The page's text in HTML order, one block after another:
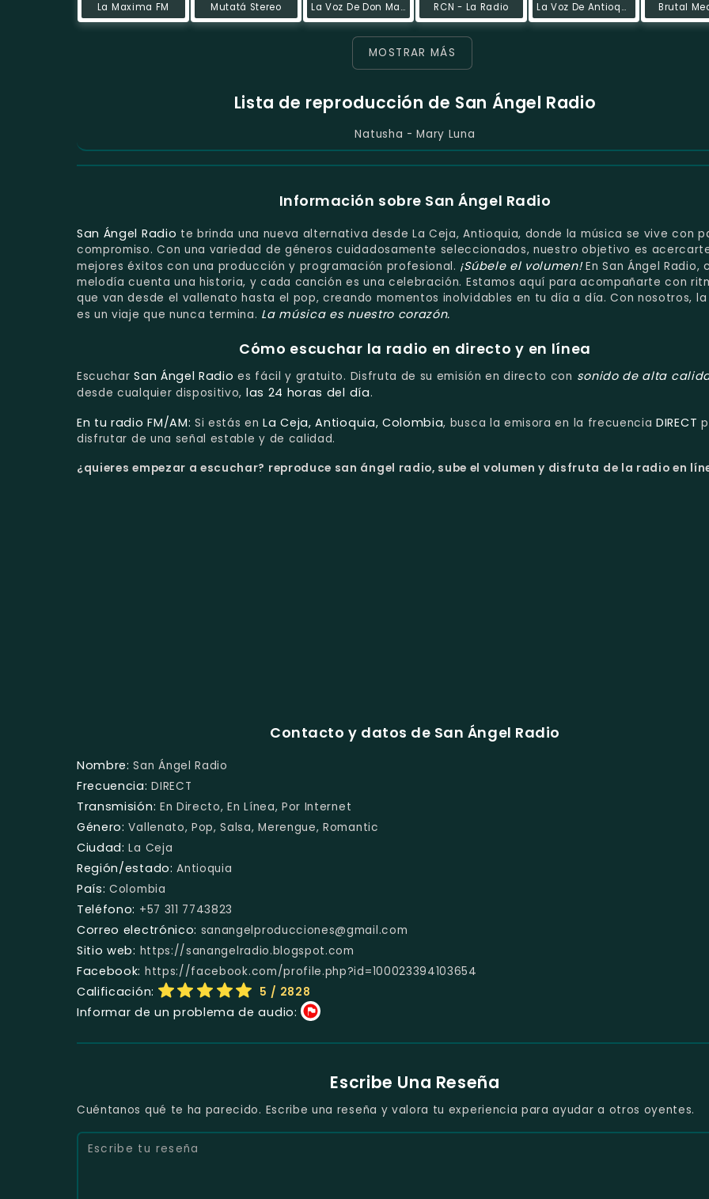
La Maxima FM Mutatá Stereo La Voz De Don Matías RCN - La Radio La Voz De Antioquia Brutal
MOSTRAR MÁS
Lista de reproducción de San Ángel Radio
Natusha - Mary Luna
Información sobre San Ángel Radio
San Ángel Radio te brinda una nueva alternativa desde La Ceja, Antioquia, donde la música se vive con
compromiso. Con una variedad de géneros cuidadosamente seleccionados, nuestro objetivo es
mejores éxitos con una producción y programación profesional. ¡Súbele el volumen!En San Ángel Radio,
melodía cuenta una historia, y cada canción es una celebración. Estamos aquí para acompañarte con
que van desde el vallenato hasta el pop, creando momentos inolvidables en tu día a día. Con nosotros, la
es un viaje que nunca termina. La música es nuestro corazón.
Cómo escuchar la radio en directo y en línea
EscucharSan Ángel Radio es fácil y gratuito. Disfruta de su emisión en directo con sonido de alta
desde cualquier dispositivo, las 24 horas del día.
En tu radio FM/AM: Si estás enLa Ceja, Antioquia, Colombia, busca la emisora en la frecuenciaDIRECT
disfrutar de una señal estable y de calidad.
¿quieres empezar a escuchar? reproduce san ángel radio, sube el volumen y disfruta de la radio en
Contacto y datos de San Ángel Radio
Nombre: San Ángel Radio
Frecuencia: DIRECT
Transmisión: En Directo, En Línea, Por Internet
Género: Vallenato, Pop, Salsa, Merengue, Romantic
Ciudad: La Ceja
Región/estado: Antioquia
País: Colombia
Teléfono: +57 311 7743823
Correo electrónico: sanangelproducciones@gmail.com
Sitio web: https://sanangelradio.blogspot.com
Facebook: https://facebook.com/profile.php?id=100023394103654
Calificación: 5 / 2828
Informar de un problema de audio:
Escribe Una Reseña
Cuéntanos qué te ha parecido. Escribe una reseña y valora tu experiencia para ayudar a otros oyentes.